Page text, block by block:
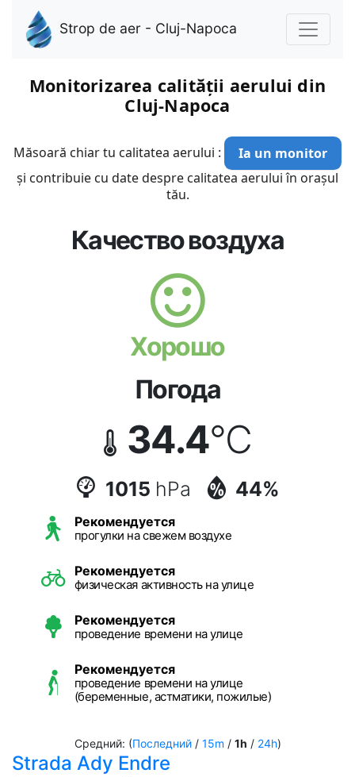
Strop de aer - Cluj-Napoca
Monitorizarea calității aerului din
Cluj-Napoca
Măsoară chiar tu calitatea aerului :
Ia un monitor
și contribuie cu date despre calitatea aerului în orașul
tău.
Качество воздуха
Хорошо
Погода
34.4°C
1015 hPa 44%
Рекомендуется
прогулки на свежем воздухе
Рекомендуется
физическая активность на улице
Рекомендуется
проведение времени на улице
Рекомендуется
проведение времени на улице
(беременные, астматики, пожилые)
Средний: (Последний/ 15m / 1h / 24h)
Strada Ady Endre